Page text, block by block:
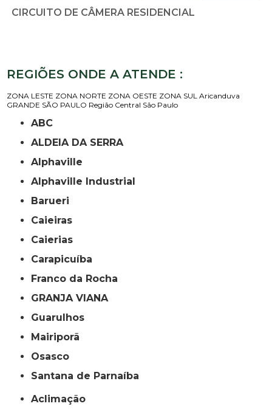
CIRCUITO DE CÂMERA RESIDENCIAL
REGIÕES ONDE A ATENDE :
ZONA LESTE ZONA NORTE ZONA OESTE ZONA SUL Aricanduva
GRANDE SÃO PAULO Região Central São Paulo
ABC
ALDEIA DA SERRA
Alphaville
Alphaville Industrial
Barueri
Caieiras
Caierias
Carapicuíba
Franco da Rocha
GRANJA VIANA
Guarulhos
Mairiporã
Osasco
Santana de Parnaíba
Aclimação